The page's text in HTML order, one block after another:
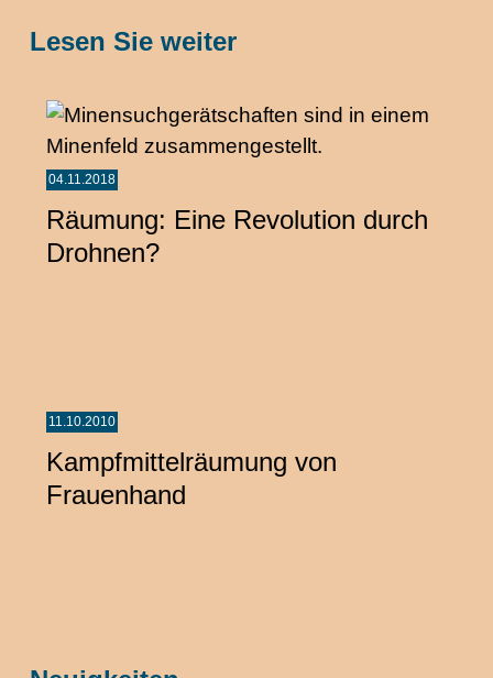
Lesen Sie weiter
04.11.2018
Räumung: Eine Revolution durch
Drohnen?
11.10.2010
Kampfmittelräumung von
Frauenhand